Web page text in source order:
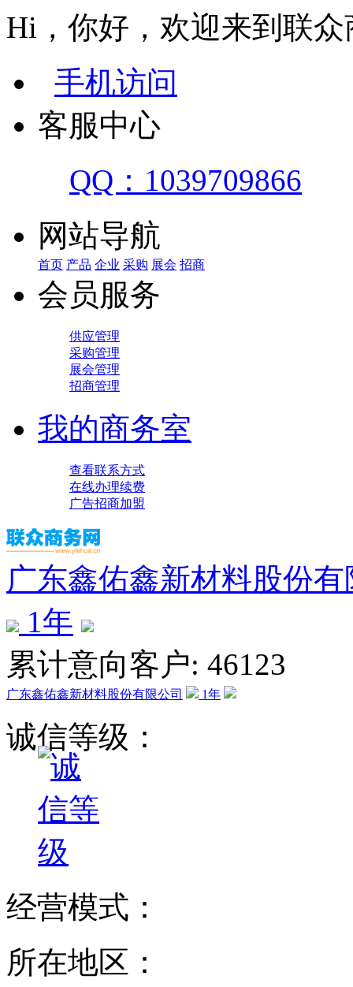
Hi，你好，欢迎来到联众
手机访问
客服中心
QQ：1039709866
网站导航
首页 产品 企业 采购 展会 招商
会员服务
供应管理
采购管理
展会管理
招商管理
我的商务室
查看联系方式
在线办理续费
广告招商加盟
广东鑫佑鑫新材料股份
1年
累计意向客户: 46123
广东鑫佑鑫新材料股份有限公司 1年
诚信等级：
经营模式：
所在地区：